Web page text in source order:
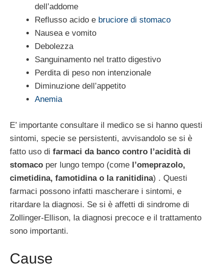
dell’addome
Reflusso acido e bruciore di stomaco
Nausea e vomito
Debolezza
Sanguinamento nel tratto digestivo
Perdita di peso non intenzionale
Diminuzione dell’appetito
Anemia
E’ importante consultare il medico se si hanno questi
sintomi, specie se persistenti, avvisandolo se si è
fatto uso di farmaci da banco contro l’acidità di
stomaco per lungo tempo (come l’omeprazolo,
cimetidina, famotidina o la ranitidina) . Questi
farmaci possono infatti mascherare i sintomi, e
ritardare la diagnosi. Se si è affetti di sindrome di
Zollinger-Ellison, la diagnosi precoce e il trattamento
sono importanti.
Cause